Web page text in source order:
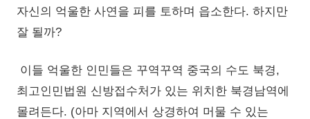
자신의 억울한 사연을 피를 토하며 읍소한다. 하지만
잘 될까?
이들 억울한 인민들은 꾸역꾸역 중국의 수도 북경,
최고인민법원 신방접수처가 있는 위치한 북경남역에
몰려든다. (아마 지역에서 상경하여 머물 수 있는